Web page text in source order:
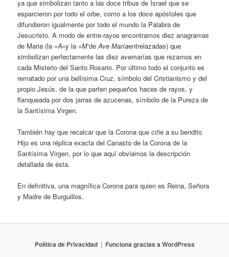
ya que simbolizan tanto a las doce tribus de Israel que se
esparcieron por todo el orbe, como a los doce apóstoles que
difundieron igualmente por todo el mundo la Palabra de
Jesucristo. A modo de entre-rayos encontramos diez anagramas
de Maria (la «A«y la «M‘deAve Maríaentrelazadas) que
simbolizan perfectamente las diez avemarías que rezamos en
cada Misterio del Santo Rosario. Por último todo el conjunto es
rematado por una bellísima Cruz, símbolo del Cristianismo y del
propio Jesús, de la que parten pequeños haces de rayos, y
flanqueada por dos jarras de azucenas, símbolo de la Pureza de
la Santísima Virgen.
También hay que recalcar que la Corona que ciñe a su bendito
Hijo es una réplica exacta del Canasto de la Corona de la
Santísima Virgen, por lo que aquí obviamos la descripción
detallada de ésta.
En definitiva, una magnífica Corona para quien es Reina, Señora
y Madre de Burguillos.
Política de Privacidad Funciona gracias a WordPress